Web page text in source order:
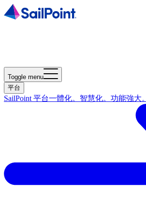
Toggle menu
平台
SailPoint 平台一體化。智慧化。功能強大。